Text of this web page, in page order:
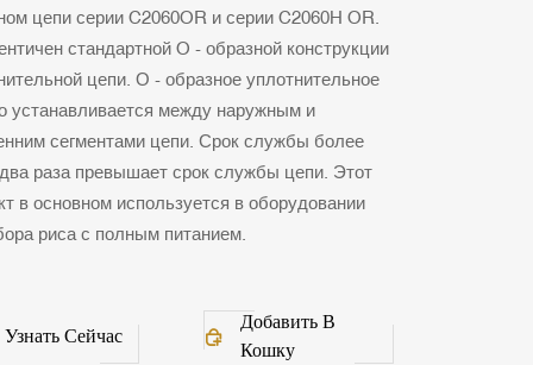
цепи серии C2060OR и серии C2060H OR.
стандартной O - образной конструкции
цепи. О - образное уплотнительное
устанавливается между наружным и
сегментами цепи. Срок службы более
раза превышает срок службы цепи. Этот
в основном используется в оборудовании
риса с полным питанием.
Узнать Сейчас
Добавить В
Кошку